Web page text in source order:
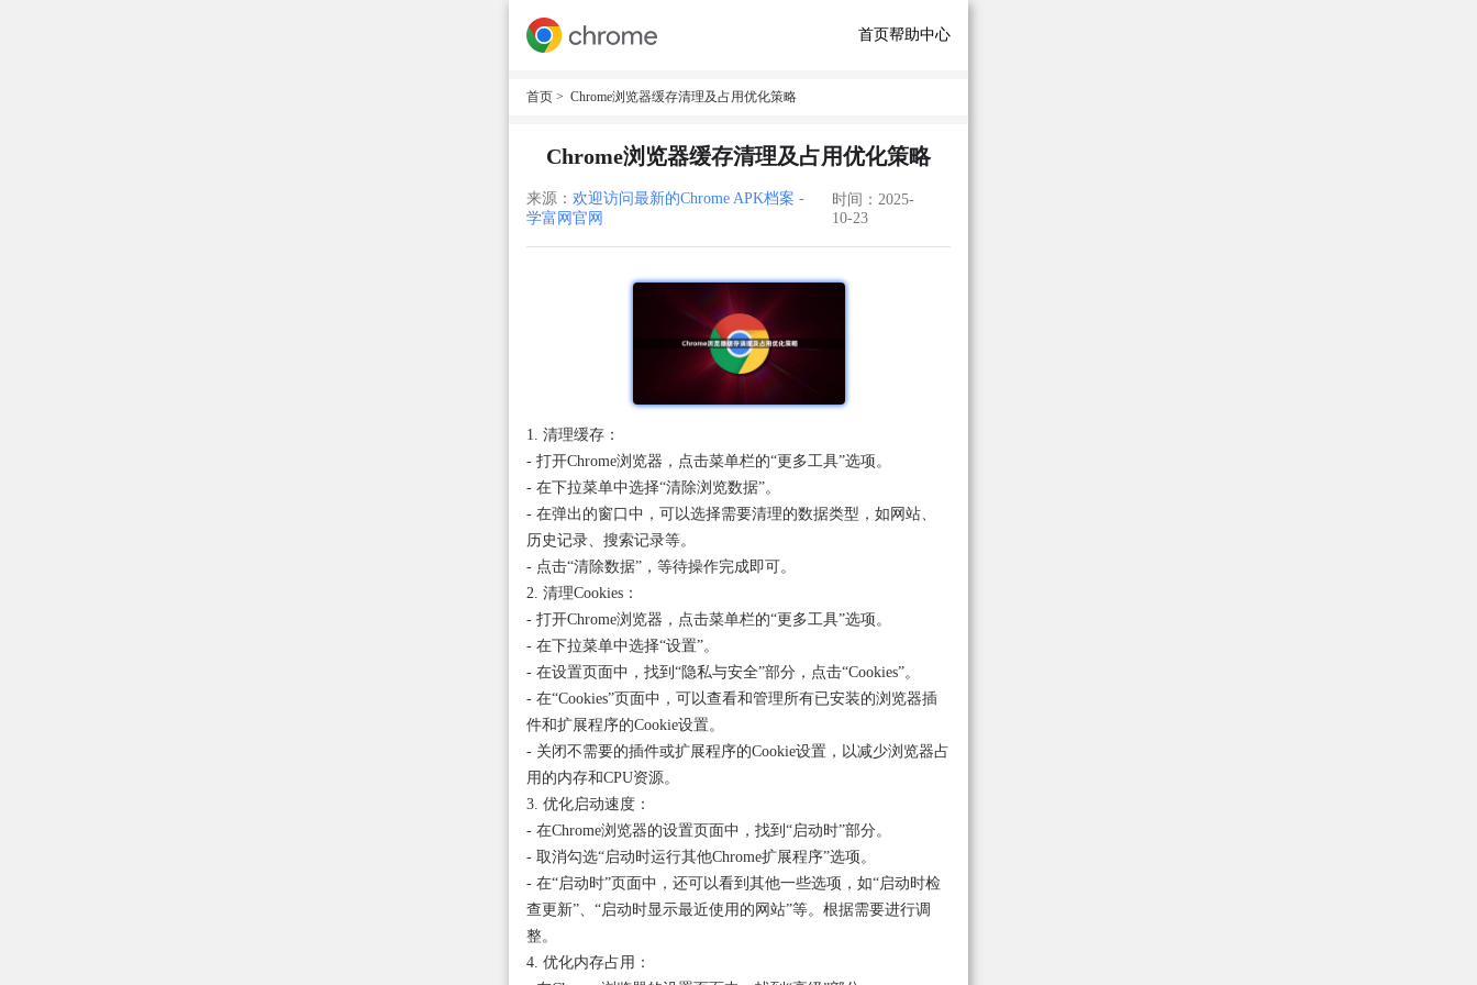
首页帮助中心
首页 > Chrome浏览器缓存清理及占用优化策略
Chrome浏览器缓存清理及占用优化策略
来源： 欢迎访问最新的Chrome APK档案 -
学富网官网
时间：2025-
10-23
1. 清理缓存：
- 打开Chrome浏览器，点击菜单栏的“更多工具”选项。
- 在下拉菜单中选择“清除浏览数据”。
- 在弹出的窗口中，可以选择需要清理的数据类型，如网站、
历史记录、搜索记录等。
- 点击“清除数据”，等待操作完成即可。
2. 清理Cookies：
- 打开Chrome浏览器，点击菜单栏的“更多工具”选项。
- 在下拉菜单中选择“设置”。
- 在设置页面中，找到“隐私与安全”部分，点击“Cookies”。
- 在“Cookies”页面中，可以查看和管理所有已安装的浏览器插
件和扩展程序的Cookie设置。
- 关闭不需要的插件或扩展程序的Cookie设置，以减少浏览器占
用的内存和CPU资源。
3. 优化启动速度：
- 在Chrome浏览器的设置页面中，找到“启动时”部分。
- 取消勾选“启动时运行其他Chrome扩展程序”选项。
- 在“启动时”页面中，还可以看到其他一些选项，如“启动时检
查更新”、“启动时显示最近使用的网站”等。根据需要进行调
整。
4. 优化内存占用：